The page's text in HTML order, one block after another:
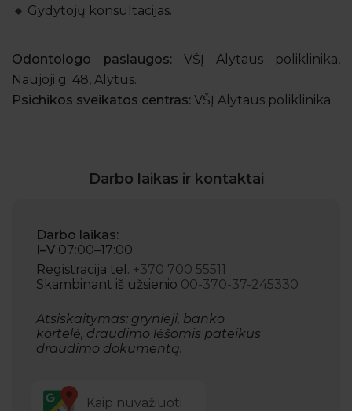
Gydytojų konsultacijas.
Odontologo paslaugos: VŠĮ Alytaus poliklinika,
Naujoji g. 48, Alytus.
Psichikos sveikatos centras: VŠĮ Alytaus poliklinika.
Darbo laikas ir kontaktai
Darbo laikas:
I–V 07:00–17:00
Registracija tel. +370 700 55511
Skambinant iš užsienio 00-370-37-245330
Atsiskaitymas: grynieji, banko
kortelė, draudimo lėšomis pateikus
draudimo dokumentą.
Kaip nuvažiuoti